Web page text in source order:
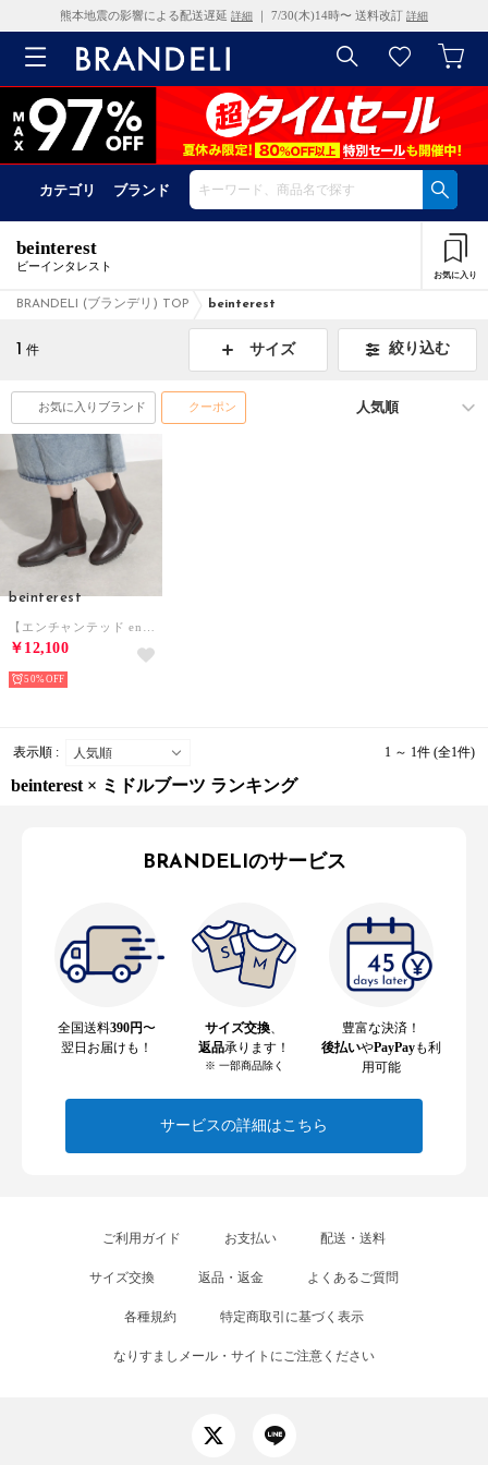
熊本地震の影響による配送遅延 詳細 ｜ 7/30(木)14時〜 送料改訂 詳細
カテゴリ ブランド
beinterest
ビーインタレスト
お気に入り
BRANDELI (ブランデリ) TOP beinterest
1 件 サイズ 絞り込む
お気に入りブランド クーポン
beinterest
￥12,100
50%
表示順 : 1 ～ 1件 (全1件)
beinterest × ミドルブーツ ランキング
BRANDELIのサービス
全国送料390円〜
翌日お届けも！
サイズ交換
返品承ります！
※ 一部商品除く
豊富な決済！
後払いやPayPayも利
用可能
サービスの詳細はこちら
ご利用ガイド お支払い 配送・送料
サイズ交換 返品・返金 よくあるご質問
各種規約 特定商取引に基づく表示
なりすましメール・サイトにご注意ください